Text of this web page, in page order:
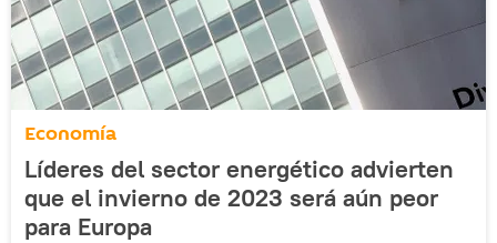
Economía
Líderes del sector energético advierten
que el invierno de 2023 será aún peor
para Europa